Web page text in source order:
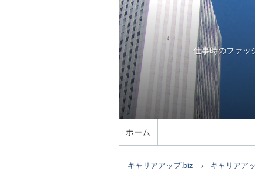
仕事時のファッ
ホーム
キャリアアップ.biz キャリアア